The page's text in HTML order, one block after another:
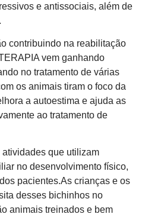
e antissociais, além de
contribuindo na reabilitação
vem ganhando
no tratamento de várias
os animais tiram o foco da
a autoestima e ajuda as
ao tratamento de
atividades que utilizam
no desenvolvimento físico,
pacientes.As crianças e os
desses bichinhos no
animais treinados e bem